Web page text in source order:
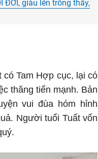
giàu lên trông thấy,
Tam Hợp cục, lại có
thăng tiến mạnh. Bản
vui đùa hóm hỉnh
Người tuổi Tuất vốn